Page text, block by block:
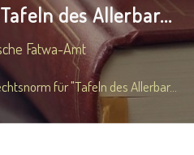
des Allerbar...
Fatwa-Amt
für "Tafeln des Allerbar...